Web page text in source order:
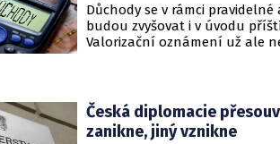
Důchody se v rámci
budou zvyšovat i v úvodu
Valorizační oznámení už ale
Česká diplomacie
zanikne, jiný vznikne